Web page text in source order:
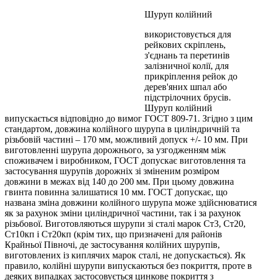
Шуруп колійний
використовується для
рейкових скріплень,
з'єднань та перетинів
залізничної колії, для
прикріплення рейок до
дерев'яних шпал або
підстрілочних брусів.
Шуруп колійний
випускається відповідно до вимог ГОСТ 809-71. Згідно з цим
стандартом, довжина колійного шурупа в циліндричній та
різьбовій частині – 170 мм, можливий допуск +/- 10 мм. При
виготовленні шурупа дорожнього, за узгодженням між
споживачем і виробником, ГОСТ допускає виготовлення та
застосування шурупів дорожніх зі зміненим розміром
довжини в межах від 140 до 200 мм. При цьому довжина
гвинта повинна залишатися 10 мм. ГОСТ допускає, що
названа зміна довжини колійного шурупа може здійснюватися
як за рахунок зміни циліндричної частини, так і за рахунок
різьбової. Виготовляються шурупи зі сталі марок Ст3, Ст20,
Ст10кп і Ст20кп (крім тих, що призначені для районів
Крайньої Півночі, де застосування колійних шурупів,
виготовлених із киплячих марок сталі, не допускається). Як
правило, колійні шурупи випускаються без покриття, проте в
деяких випадках застосовується цинкове покриття з